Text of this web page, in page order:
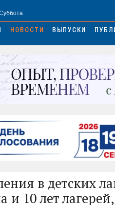
НОВОСТИ ВЫПУСКИ
в детских
и 10 лет